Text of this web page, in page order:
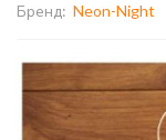
Бренд: Neon-Night